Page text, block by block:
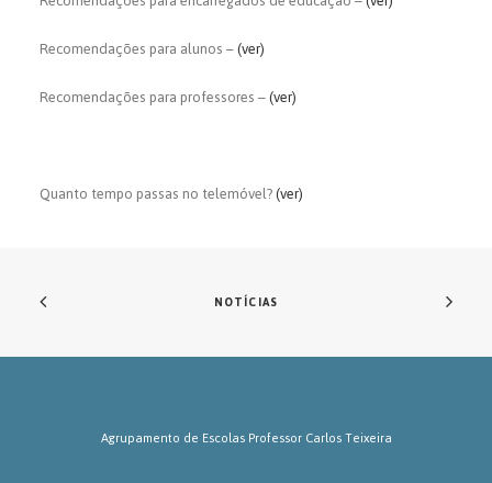
Recomendações para alunos –(ver)
Recomendações para professores –(ver)
Quanto tempo passas no telemóvel?(ver)
NOTÍCIAS
Agrupamento de Escolas Professor Carlos Teixeira